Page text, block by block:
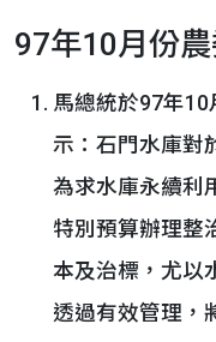
97年10月份
馬總統於97年
示：石門水庫對
為求水庫永續利
特別預算辦理整
本及治標，尤以
透過有效管理，